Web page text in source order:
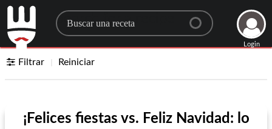
Search for a recipe
Login
Filtrar Reiniciar
¡Felices fiestas vs. Feliz Navidad: lo